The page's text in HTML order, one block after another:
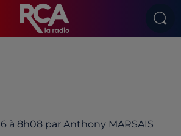
à 8h08 par Anthony MARSAIS